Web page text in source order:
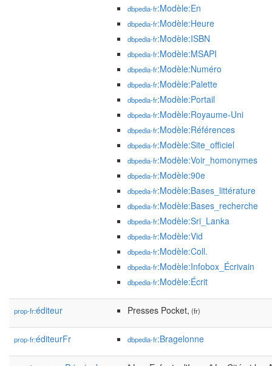
dbpedia-fr:Modèle:En
dbpedia-fr:Modèle:Heure
dbpedia-fr:Modèle:ISBN
dbpedia-fr:Modèle:MSAPI
dbpedia-fr:Modèle:Numéro
dbpedia-fr:Modèle:Palette
dbpedia-fr:Modèle:Portail
dbpedia-fr:Modèle:Royaume-Uni
dbpedia-fr:Modèle:Références
dbpedia-fr:Modèle:Site_officiel
dbpedia-fr:Modèle:Voir_homonymes
dbpedia-fr:Modèle:90e
dbpedia-fr:Modèle:Bases_littérature
dbpedia-fr:Modèle:Bases_recherche
dbpedia-fr:Modèle:Sri_Lanka
dbpedia-fr:Modèle:Vid
dbpedia-fr:Modèle:Coll.
dbpedia-fr:Modèle:Infobox_Écrivain
dbpedia-fr:Modèle:Écrit
prop-fr:éditeur Presses Pocket, (fr)
prop-fr:éditeurFr dbpedia-fr:Bragelonne